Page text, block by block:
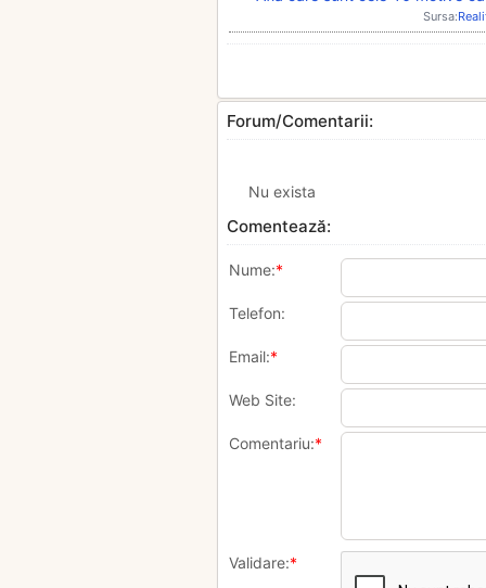
Sursa:
Forum/Comentarii:
Nu exista
Comentează:
Nume:*
Telefon:
Email:*
Web Site:
Comentariu:*
Validare:*